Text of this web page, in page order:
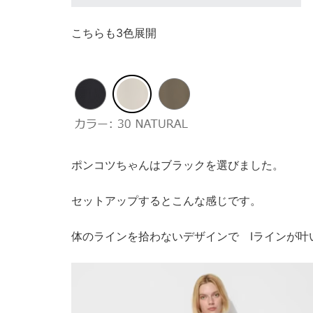
こちらも3色展開
ポンコツちゃんはブラックを選びました。
セットアップするとこんな感じです。
体のラインを拾わないデザインで Iラインが叶